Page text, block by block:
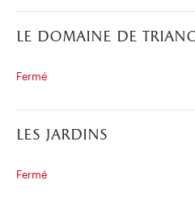
onglet)
nouvel onglet)
fenêtre modale)
de l'application
le domaine de
Fermé
les jardins
Fermé